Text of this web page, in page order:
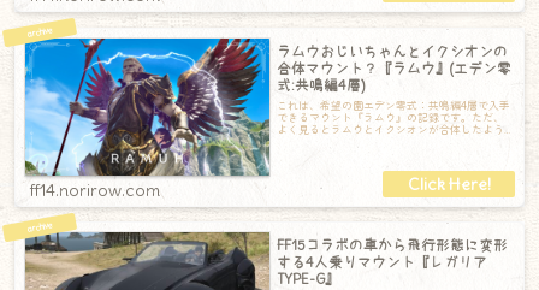
ラムウおじいちゃんとイクシオンの
合体マウント？『ラムウ』(エデン零
式:共鳴編4層)
これは、希望の園エデン零式：共鳴編4層で入手
できるマウント『ラムウ』の記録です。ただ、
よく見るとラムウとイクシオンが合体したよう
ff14.norirow.com
FF15コラボの車から飛行形態に変形
する4人乗りマウント『レガリア
TYPE-G』